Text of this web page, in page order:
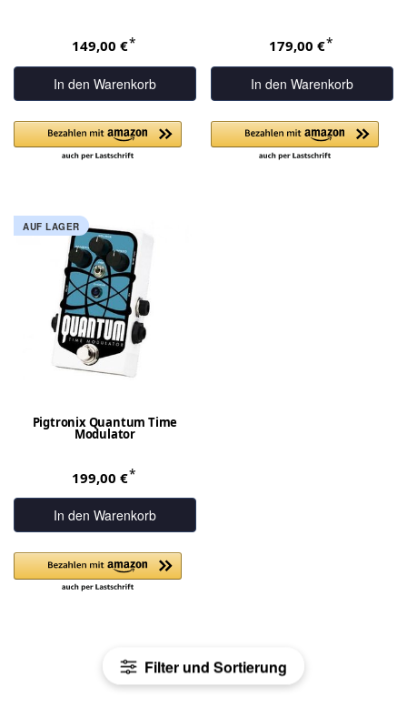
Filter und Sortierung
149,00 €*
In den Warenkorb
179,00 €*
In den Warenkorb
AUF LAGER
Pigtronix Quantum Time
Modulator
199,00 €*
In den Warenkorb